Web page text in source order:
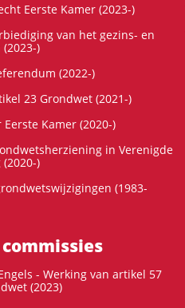
Eerste Kamer (2023-)
van het gezins- en
)
(2022-)
23 Grondwet (2021-)
Kamer (2020-)
in Verenigde
)
(1983-
- Werking van artikel 57
(2023)